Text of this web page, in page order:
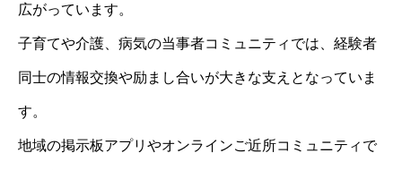
広がっています。
子育てや介護、病気の当事者コミュニティでは、経験者
同士の情報交換や励まし合いが大きな支えとなっていま
す。
地域の掲示板アプリやオンラインご近所コミュニティで